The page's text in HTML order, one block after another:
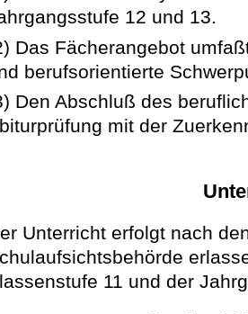
12 und 13.
Das Fächerangebot
berufsorientierte
Den Abschluß des
mit der
Unterricht erfolgt nach
11 und der